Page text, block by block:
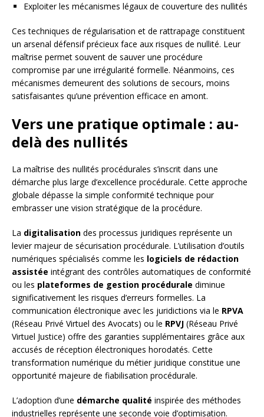
Exploiter les mécanismes légaux de couverture des nullités
Ces techniques de régularisation et de rattrapage constituent
un arsenal défensif précieux face aux risques de nullité. Leur
maîtrise permet souvent de sauver une procédure
compromise par une irrégularité formelle. Néanmoins, ces
mécanismes demeurent des solutions de secours, moins
satisfaisantes qu’une prévention efficace en amont.
Vers une pratique optimale : au-
delà des nullités
La maîtrise des nullités procédurales s’inscrit dans une
démarche plus large d’excellence procédurale. Cette approche
globale dépasse la simple conformité technique pour
embrasser une vision stratégique de la procédure.
La digitalisation des processus juridiques représente un
levier majeur de sécurisation procédurale. L’utilisation d’outils
numériques spécialisés comme les logiciels de rédaction
assistée intégrant des contrôles automatiques de conformité
ou les plateformes de gestion procédurale diminue
significativement les risques d’erreurs formelles. La
communication électronique avec les juridictions via le RPVA
(Réseau Privé Virtuel des Avocats) ou le RPVJ (Réseau Privé
Virtuel Justice) offre des garanties supplémentaires grâce aux
accusés de réception électroniques horodatés. Cette
transformation numérique du métier juridique constitue une
opportunité majeure de fiabilisation procédurale.
L’adoption d’une démarche qualité inspirée des méthodes
industrielles représente une seconde voie d’optimisation.